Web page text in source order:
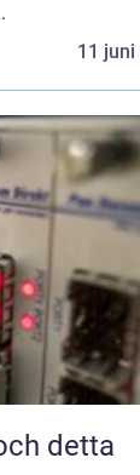
11 juni
detta